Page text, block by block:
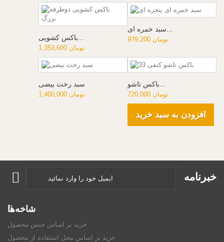
979,200 تومان باکس کشویی...
1,353,600 تومان
720,000 تومان
افزودن به سبد خرید
سبد رخت بیضی
1,400,000 تومان
خبرنامه
شاخه‌ها
خرید بر اساس جنس محصول
خرید بر اساس محل استفاده از محصول